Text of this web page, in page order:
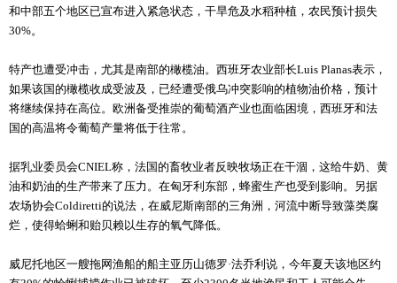
和中部五个地区已宣布进入紧急状态，干旱危及水稻种植，农民预计损失
30%。
特产也遭受冲击，尤其是南部的橄榄油。西班牙农业部长Luis Planas表示，
如果该国的橄榄收成受波及，已经遭受俄乌冲突影响的植物油价格，预计
将继续保持在高位。欧洲备受推崇的葡萄酒产业也面临困境，西班牙和法
国的高温将令葡萄产量将低于往常。
据乳业委员会CNIEL称，法国的畜牧业者反映牧场正在干涸，这给牛奶、黄
油和奶油的生产带来了压力。在匈牙利东部，蜂蜜生产也受到影响。另据
农场协会Coldiretti的说法，在威尼斯南部的三角洲，河流中断导致藻类腐
烂，使得蛤蜊和贻贝赖以生存的氧气降低。
威尼托地区一艘拖网渔船的船主亚历山德罗·法乔利说，今年夏天该地区约